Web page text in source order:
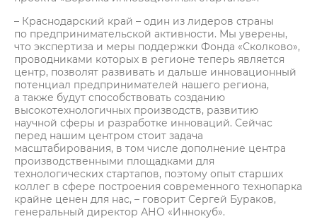
– Краснодарский край – один из лидеров страны
по предпринимательской активности. Мы уверены,
что экспертиза и меры поддержки Фонда «Сколково»,
проводниками которых в регионе теперь является
центр, позволят развивать и дальше инновационный
потенциал предпринимателей нашего региона,
а также будут способствовать созданию
высокотехнологичных производств, развитию
научной сферы и разработке инноваций. Сейчас
перед нашим центром стоит задача
масштабирования, в том числе дополнение центра
производственными площадками для
технологических стартапов, поэтому опыт старших
коллег в сфере построения современного технопарка
крайне ценен для нас, – говорит Сергей Бураков,
генеральный директор АНО «Иннокуб».